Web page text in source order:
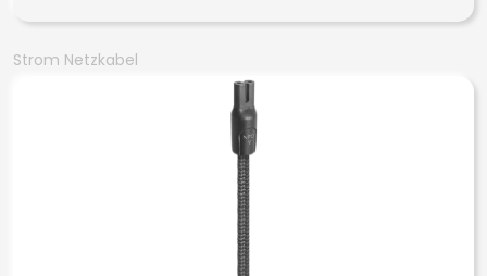
Strom Netzkabel